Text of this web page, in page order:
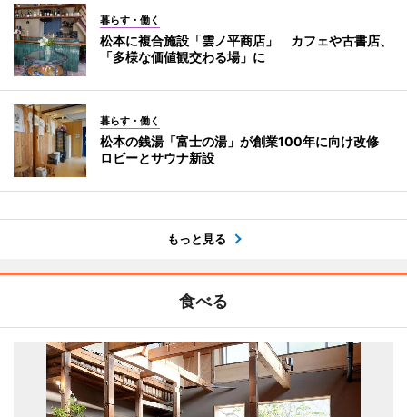
暮らす・働く
松本に複合施設「雲ノ平商店」 カフェや古書店、
「多様な価値観交わる場」に
暮らす・働く
松本の銭湯「富士の湯」が創業100年に向け改修
ロビーとサウナ新設
もっと見る
食べる